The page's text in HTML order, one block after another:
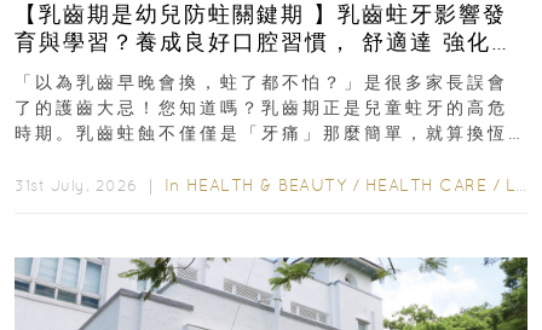
【乳齒期是幼兒防蛀關鍵期 】乳齒蛀牙影響發
育與學習？養成良好口腔習慣， 舒適達 強化琺
瑯質 兒童牙膏防護指南
「以為乳齒早晚會換，蛀了都不怕？」是很多家長誤會
了的護齒大忌！您知道嗎？乳齒期正是兒童蛀牙的高危
時期。乳齒蛀蝕不僅僅是「牙痛」那麼簡單，就算換恆
31st July, 2026 ｜ In HEALTH & BEAUTY / HEALTH CARE / LIFESTYLE